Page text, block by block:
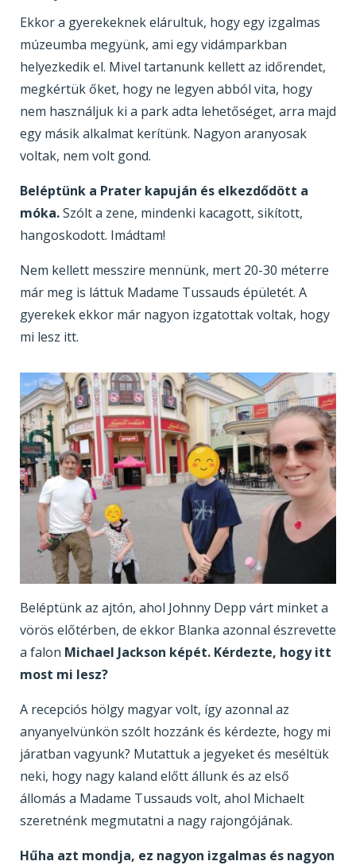
Ekkor a gyerekeknek elárultuk, hogy egy izgalmas
múzeumba megyünk, ami egy vidámparkban
helyezkedik el. Mivel tartanunk kellett az időrendet,
megkértük őket, hogy ne legyen abból vita, hogy
nem használjuk ki a park adta lehetőséget, arra majd
egy másik alkalmat kerítünk. Nagyon aranyosak
voltak, nem volt gond.
Beléptünk a Prater kapuján és elkezdődött a
móka.Szólt a zene, mindenki kacagott, sikított,
hangoskodott. Imádtam!
Nem kellett messzire mennünk, mert 20-30 méterre
már meg is láttuk Madame Tussauds épületét. A
gyerekek ekkor már nagyon izgatottak voltak, hogy
mi lesz itt.
Beléptünk az ajtón, ahol Johnny Depp várt minket a
vörös előtérben, de ekkor Blanka azonnal észrevette
a falon Michael Jackson képét. Kérdezte, hogy itt
most mi lesz?
A recepciós hölgy magyar volt, így azonnal az
anyanyelvünkön szólt hozzánk és kérdezte, hogy mi
járatban vagyunk? Mutattuk a jegyeket és meséltük
neki, hogy nagy kaland előtt állunk és az első
állomás a Madame Tussauds volt, ahol Michaelt
szeretnénk megmutatni a nagy rajongójának.
Hűha azt mondja, ez nagyon izgalmas és nagyon